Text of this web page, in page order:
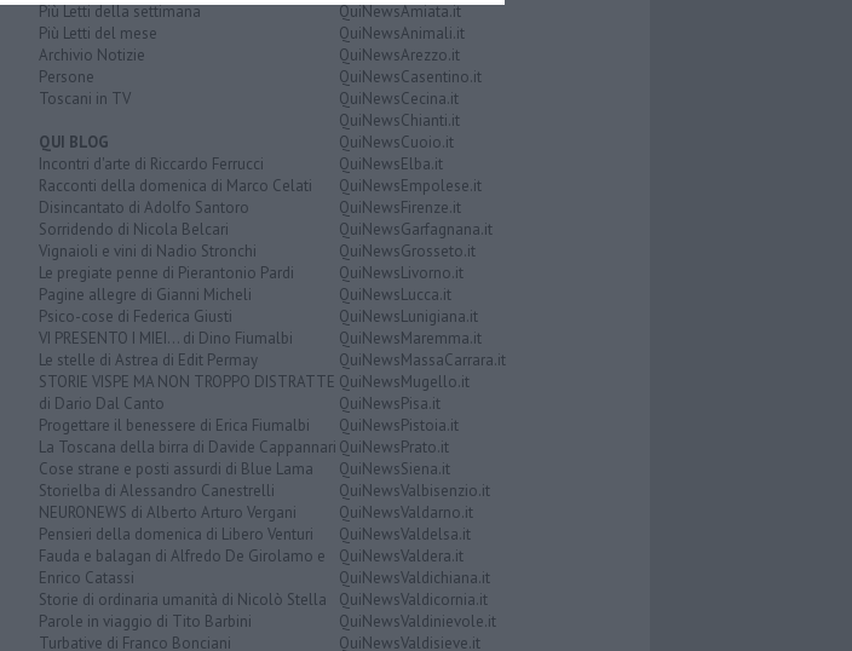
Più Letti della settimana
Più Letti del mese
Archivio Notizie
Persone
Toscani in TV
QUI BLOG
Incontri d'arte di Riccardo Ferrucci
Racconti della domenica di Marco Celati
Disincantato di Adolfo Santoro
Sorridendo di Nicola Belcari
Vignaioli e vini di Nadio Stronchi
Le pregiate penne di Pierantonio Pardi
Pagine allegre di Gianni Micheli
Psico-cose di Federica Giusti
VI PRESENTO I MIEI... di Dino Fiumalbi
Le stelle di Astrea di Edit Permay
STORIE VISPE MA NON TROPPO DISTRATTE
di Dario Dal Canto
Progettare il benessere di Erica Fiumalbi
La Toscana della birra di Davide Cappannari
Cose strane e posti assurdi di Blue Lama
Storielba di Alessandro Canestrelli
NEURONEWS di Alberto Arturo Vergani
Pensieri della domenica di Libero Venturi
Fauda e balagan di Alfredo De Girolamo e
Enrico Catassi
Storie di ordinaria umanità di Nicolò Stella
Parole in viaggio di Tito Barbini
Turbative di Franco Bonciani
QuiNewsAmiata.it
QuiNewsAnimali.it
QuiNewsArezzo.it
QuiNewsCasentino.it
QuiNewsCecina.it
QuiNewsChianti.it
QuiNewsCuoio.it
QuiNewsElba.it
QuiNewsEmpolese.it
QuiNewsFirenze.it
QuiNewsGarfagnana.it
QuiNewsGrosseto.it
QuiNewsLivorno.it
QuiNewsLucca.it
QuiNewsLunigiana.it
QuiNewsMaremma.it
QuiNewsMassaCarrara.it
QuiNewsMugello.it
QuiNewsPisa.it
QuiNewsPistoia.it
QuiNewsPrato.it
QuiNewsSiena.it
QuiNewsValbisenzio.it
QuiNewsValdarno.it
QuiNewsValdelsa.it
QuiNewsValdera.it
QuiNewsValdichiana.it
QuiNewsValdicornia.it
QuiNewsValdinievole.it
QuiNewsValdisieve.it